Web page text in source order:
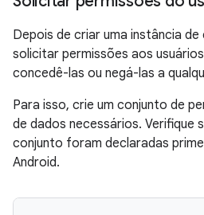
Depois de criar uma instância
solicitar permissões aos
concedê-las ou negá-las a
Para isso, crie um conjunto de
de dados necessários. Verifique
conjunto foram declaradas
Android.